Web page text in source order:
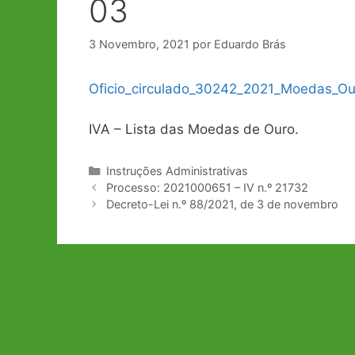
03
3 Novembro, 2021 por Eduardo Brás
IVA – Lista das Moedas de Ouro.
Categorias
Instruções Administrativas
Navegação
de
Processo: 2021000651 – IV n.º 21732
Decreto-Lei n.º 88/2021, de 3 de novembro